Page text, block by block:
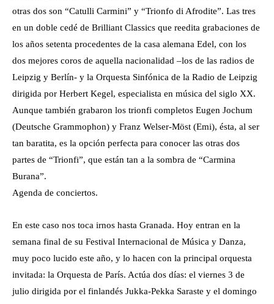
otras dos son “Catulli Carmini” y “Trionfo di Afrodite”. Las tres
en un doble cedé de Brilliant Classics que reedita grabaciones de
los años setenta procedentes de la casa alemana Edel, con los
dos mejores coros de aquella nacionalidad –los de las radios de
Leipzig y Berlín- y la Orquesta Sinfónica de la Radio de Leipzig
dirigida por Herbert Kegel, especialista en música del siglo XX.
Aunque también grabaron los trionfi completos Eugen Jochum
(Deutsche Grammophon) y Franz Welser-Möst (Emi), ésta, al ser
tan baratita, es la opción perfecta para conocer las otras dos
partes de “Trionfi”, que están tan a la sombra de “Carmina
Burana”.
Agenda de conciertos.
En este caso nos toca irnos hasta Granada. Hoy entran en la
semana final de su Festival Internacional de Música y Danza,
muy poco lucido este año, y lo hacen con la principal orquesta
invitada: la Orquesta de París. Actúa dos días: el viernes 3 de
julio dirigida por el finlandés Jukka-Pekka Saraste y el domingo